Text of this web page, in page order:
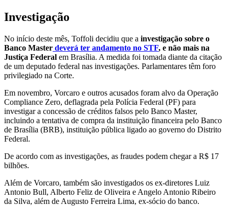
Investigação
No início deste mês, Toffoli decidiu que a investigação sobre o
Banco Master deverá ter andamento no STF, e não mais na
Justiça Federal em Brasília. A medida foi tomada diante da citação
de um deputado federal nas investigações. Parlamentares têm foro
privilegiado na Corte.
Em novembro, Vorcaro e outros acusados foram alvo da Operação
Compliance Zero, deflagrada pela Polícia Federal (PF) para
investigar a concessão de créditos falsos pelo Banco Master,
incluindo a tentativa de compra da instituição financeira pelo Banco
de Brasília (BRB), instituição pública ligado ao governo do Distrito
Federal.
De acordo com as investigações, as fraudes podem chegar a R$ 17
bilhões.
Além de Vorcaro, também são investigados os ex-diretores Luiz
Antonio Bull, Alberto Feliz de Oliveira e Angelo Antonio Ribeiro
da Silva, além de Augusto Ferreira Lima, ex-sócio do banco.